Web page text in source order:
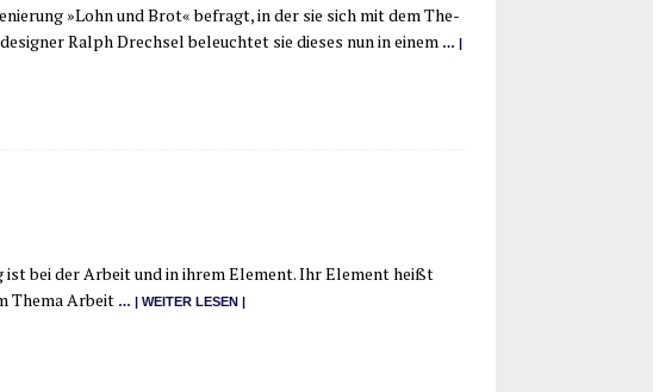
»Lohn und Brot« befragt, in der sie sich mit dem The­
Ralph Drech­sel beleuch­tet sie die­ses nun in einem … |
bei der Arbeit und in ihrem Ele­ment. Ihr Ele­ment heißt
The­ma Arbeit … | WEI­TER LESEN |